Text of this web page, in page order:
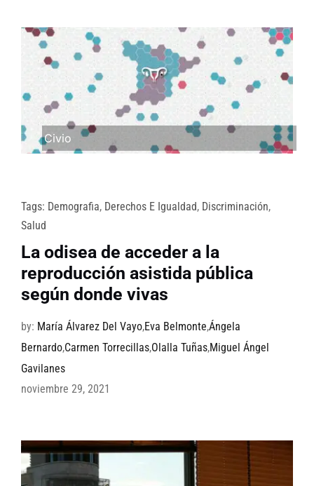
Civio
Tags: Demografia, Derechos E Igualdad, Discriminación,
Salud
La odisea de acceder a la
reproducción asistida pública
según donde vivas
by: María Álvarez Del Vayo,Eva Belmonte,Ángela
Bernardo,Carmen Torrecillas,Olalla Tuñas,Miguel Ángel
Gavilanes
noviembre 29, 2021